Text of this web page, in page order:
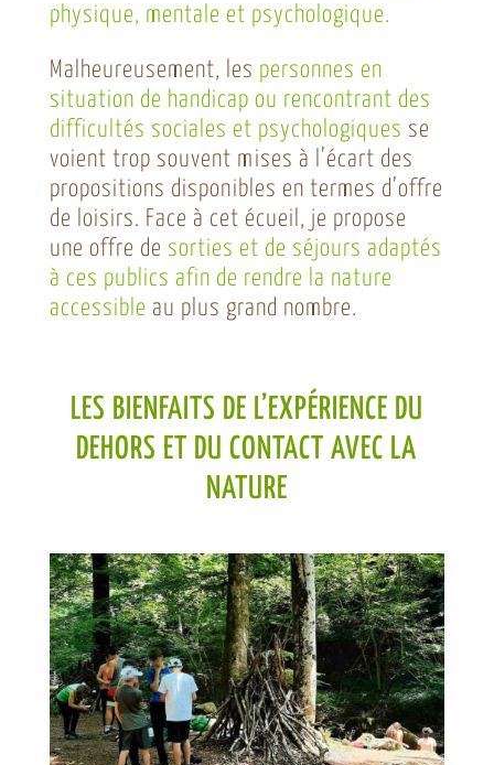
physique, mentale et psychologique.
Malheureusement, les personnes en
situation de handicap ou rencontrant des
difficultés sociales et psychologiques se
voient trop souvent mises à l’écart des
propositions disponibles en termes d’offre
de loisirs. Face à cet écueil, je propose
une offre de sorties et de séjours adaptés
à ces publics afin de rendre la nature
accessible au plus grand nombre.
LES BIENFAITS DE L’EXPÉRIENCE DU
DEHORS ET DU CONTACT AVEC LA
NATURE